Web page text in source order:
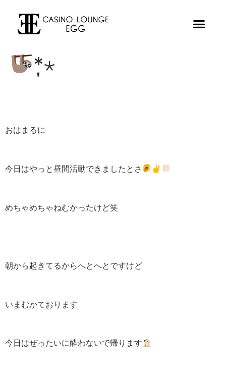
*̣̩⋆
おはまるに
今日はやっと昼間活動できましたとさ ✌
めちゃめちゃねむかったけど笑
朝から起きてるからへとへとですけど
いまむかております
今日はぜったいに酔わないで帰ります